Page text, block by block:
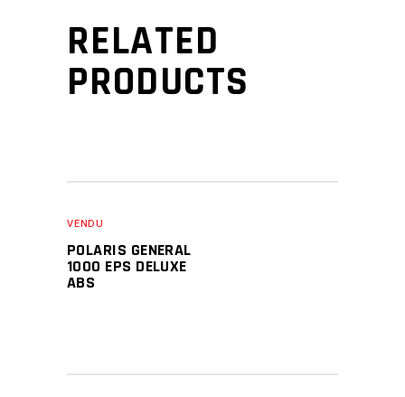
RELATED
PRODUCTS
VENDU
POLARIS GENERAL
1000 EPS DELUXE
ABS